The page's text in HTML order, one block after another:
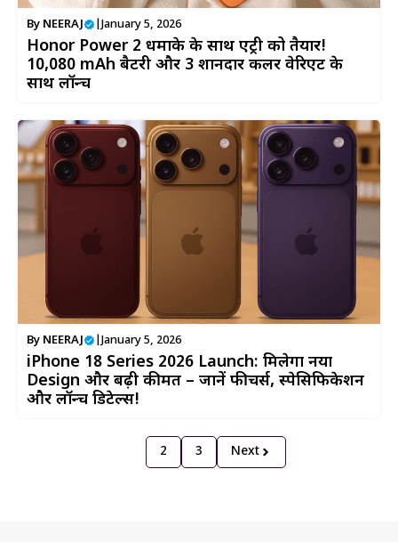
By NEERAJ January 5, 2026
Honor Power 2 धमाके के साथ एंट्री को तैयार!
10,080 mAh बैटरी और 3 शानदार कलर वेरिएंट के
साथ लॉन्च
By NEERAJ January 5, 2026
iPhone 18 Series 2026 Launch: मिलेगा नया
Design और बढ़ी कीमत – जानें फीचर्स, स्पेसिफिकेशन
और लॉन्च डिटेल्स!
2 3 Next